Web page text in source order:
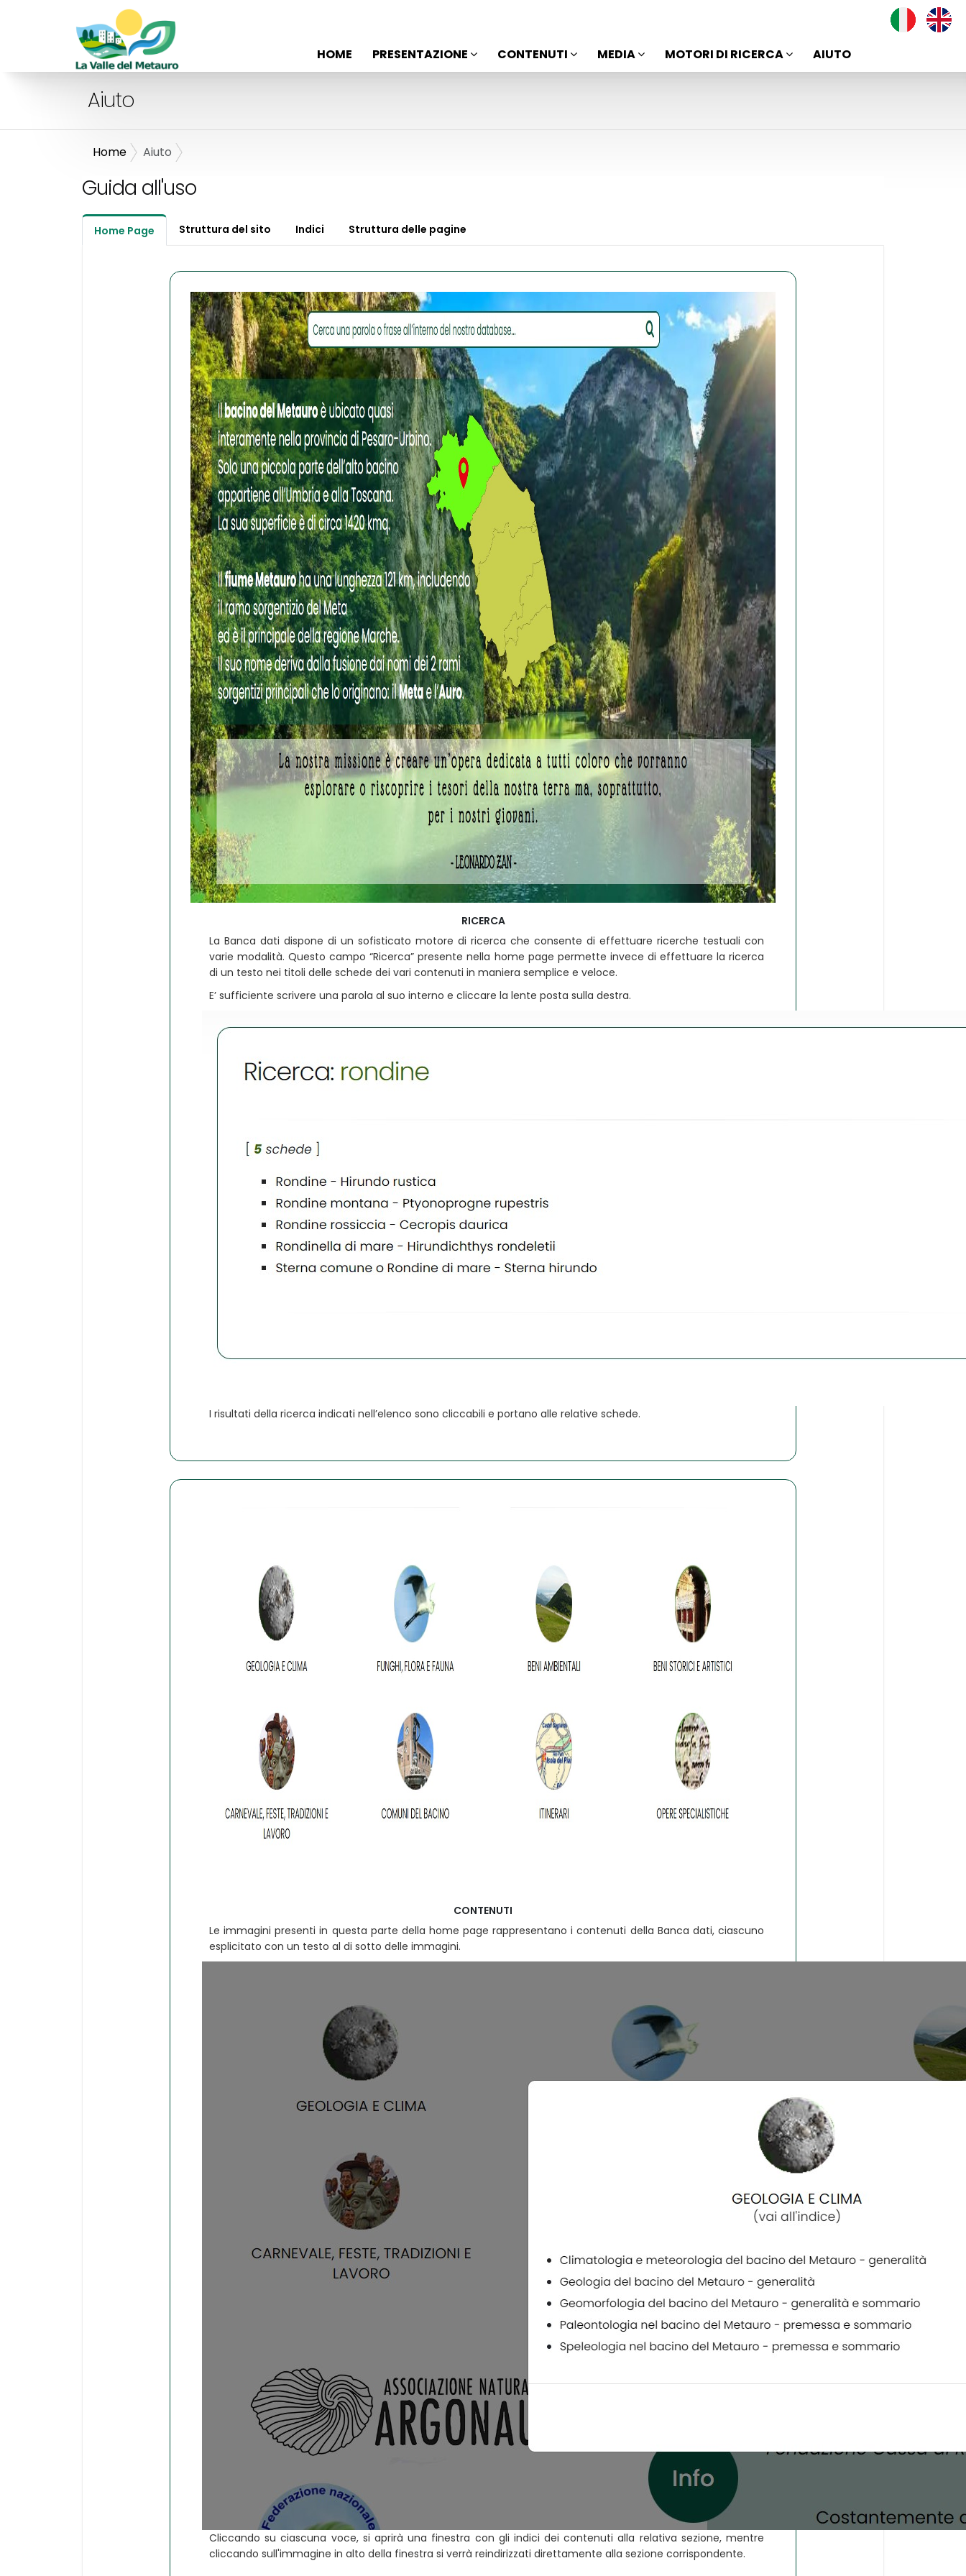
HOME PRESENTAZIONE CONTENUTI MEDIA MOTORI DI RICERCA AIUTO
Aiuto
Home Aiuto
Guida all'uso
Home Page Struttura del sito Indici Struttura delle pagine
RICERCA
La Banca dati dispone di un sofisticato motore di ricerca che consente di effettuare ricerche testuali con
varie modalità. Questo campo “Ricerca” presente nella home page permette invece di effettuare la ricerca
di un testo nei titoli delle schede dei vari contenuti in maniera semplice e veloce.
E’ sufficiente scrivere una parola al suo interno e cliccare la lente posta sulla destra.
I risultati della ricerca indicati nell’elenco sono cliccabili e portano alle relative schede.
CONTENUTI
Le immagini presenti in questa parte della home page rappresentano i contenuti della Banca dati, ciascuno
esplicitato con un testo al di sotto delle immagini.
Cliccando su ciascuna voce, si aprirà una finestra con gli indici dei contenuti alla relativa sezione, mentre
cliccando sull'immagine in alto della finestra si verrà reindirizzati direttamente alla sezione corrispondente.